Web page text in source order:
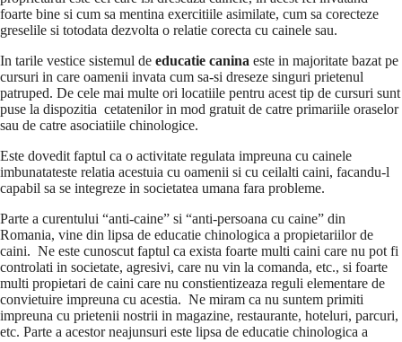
foarte bine si cum sa mentina exercitiile asimilate, cum sa corecteze
greselile si totodata dezvolta o relatie corecta cu cainele sau.
In tarile vestice sistemul de educatie canina este in majoritate bazat pe
cursuri in care oamenii invata cum sa-si dreseze singuri prietenul
patruped. De cele mai multe ori locatiile pentru acest tip de cursuri sunt
puse la dispozitia cetatenilor in mod gratuit de catre primariile oraselor
sau de catre asociatiile chinologice.
Este dovedit faptul ca o activitate regulata impreuna cu cainele
imbunatateste relatia acestuia cu oamenii si cu ceilalti caini, facandu-l
capabil sa se integreze in societatea umana fara probleme.
Parte a curentului “anti-caine” si “anti-persoana cu caine” din
Romania, vine din lipsa de educatie chinologica a propietariilor de
caini. Ne este cunoscut faptul ca exista foarte multi caini care nu pot fi
controlati in societate, agresivi, care nu vin la comanda, etc., si foarte
multi propietari de caini care nu constientizeaza reguli elementare de
convietuire impreuna cu acestia. Ne miram ca nu suntem primiti
impreuna cu prietenii nostrii in magazine, restaurante, hoteluri, parcuri,
etc. Parte a acestor neajunsuri este lipsa de educatie chinologica a